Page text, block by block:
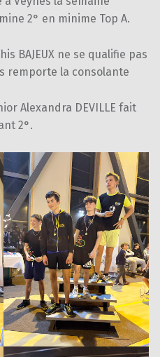
2° en minime Top A.
BAJEUX ne se qualifie pas
remporte la consolante
Alexandra DEVILLE fait
2°.